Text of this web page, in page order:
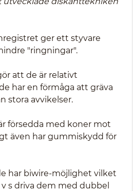
ger ett styvare
"ringningar".
att de är relativt
har en förmåga att gräva
stora avvikelser.
försedda med koner mot
även har gummiskydd för
har biwire-möjlighet vilket
s driva dem med dubbel